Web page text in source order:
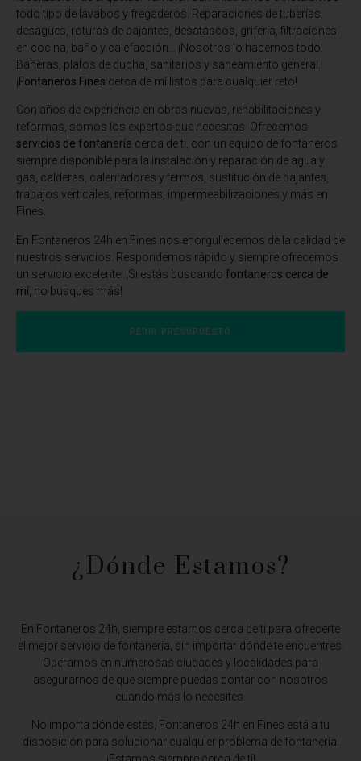
todo tipo de lavabos y fregaderos. Reparaciones de tuberías,
desagües, roturas de bajantes, desatascos, grifería, filtraciones
en cocina, baño y calefacción… ¡Nosotros lo hacemos todo!
Bañeras, platos de ducha, sanitarios y saneamiento general.
¡Fontaneros Fines cerca de mí listos para cualquier reto!
Con años de experiencia en obras nuevas, rehabilitaciones y
reformas, somos los expertos que necesitas. Ofrecemos
servicios de fontanería cerca de ti, con un equipo de fontaneros
siempre disponible para la instalación y reparación de agua y
gas, calderas, calentadores y termos, sustitución de bajantes,
trabajos verticales, reformas, impermeabilizaciones y más en
Fines.
En Fontaneros 24h en Fines nos enorgullecemos de la calidad de
nuestros servicios. Respondemos rápido y siempre ofrecemos
un servicio excelente. ¡Si estás buscando fontaneros cerca de
mí , no busques más!
PEDIR PRESUPUESTO
¿Dónde Estamos?​
En Fontaneros 24h, siempre estamos cerca de ti para ofrecerte
el mejor servicio de fontanería, sin importar dónde te encuentres.
Operamos en numerosas ciudades y localidades para
asegurarnos de que siempre puedas contar con nosotros
cuando más lo necesites.
No importa dónde estés, Fontaneros 24h en Fines está a tu
disposición para solucionar cualquier problema de fontanería.